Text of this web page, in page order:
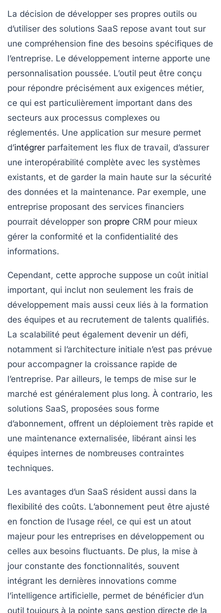
La décision de développer ses propres outils ou
d’utiliser des solutions SaaS repose avant tout sur
une compréhension fine des besoins spécifiques de
l’entreprise. Le développement interne apporte une
personnalisation poussée. L’outil peut être conçu
pour répondre précisément aux exigences métier,
ce qui est particulièrement important dans des
secteurs aux processus complexes ou
réglementés. Une application sur mesure permet
d’intégrer parfaitement les flux de travail, d’assurer
une interopérabilité complète avec les systèmes
existants, et de garder la main haute sur la sécurité
des données et la maintenance. Par exemple, une
entreprise proposant des services financiers
pourrait développer son propre CRM pour mieux
gérer la conformité et la confidentialité des
informations.
Cependant, cette approche suppose un coût initial
important, qui inclut non seulement les frais de
développement mais aussi ceux liés à la formation
des équipes et au recrutement de talents qualifiés.
La scalabilité peut également devenir un défi,
notamment si l’architecture initiale n’est pas prévue
pour accompagner la croissance rapide de
l’entreprise. Par ailleurs, le temps de mise sur le
marché est généralement plus long. À contrario, les
solutions SaaS, proposées sous forme
d’abonnement, offrent un déploiement très rapide et
une maintenance externalisée, libérant ainsi les
équipes internes de nombreuses contraintes
techniques.
Les avantages d’un SaaS résident aussi dans la
flexibilité des coûts. L’abonnement peut être ajusté
en fonction de l’usage réel, ce qui est un atout
majeur pour les entreprises en développement ou
celles aux besoins fluctuants. De plus, la mise à
jour constante des fonctionnalités, souvent
intégrant les dernières innovations comme
l’intelligence artificielle, permet de bénéficier d’un
outil toujours à la pointe sans gestion directe de la